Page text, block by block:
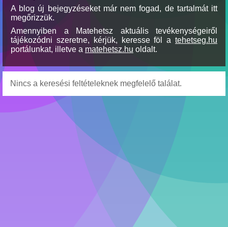
A blog új bejegyzéseket már nem fogad, de tartalmát itt
megőrizzük.
Amennyiben a Matehetsz aktuális tevékenységeiről
tájékozódni szeretne, kérjük, keresse föl a tehetseg.hu
portálunkat, illetve a matehetsz.hu oldalt.
Nincs a keresési feltételeknek megfelelő találat.